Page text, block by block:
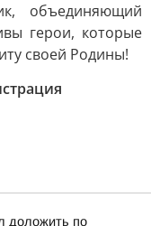
объединяющий
герои, которые
своей Родины!
доложить по